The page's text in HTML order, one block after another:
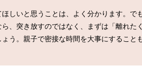
しいと思うことは、よく分かります。で
、突き放すのではなく、まずは「離れたく
う。親子で密接な時間を大事にすること